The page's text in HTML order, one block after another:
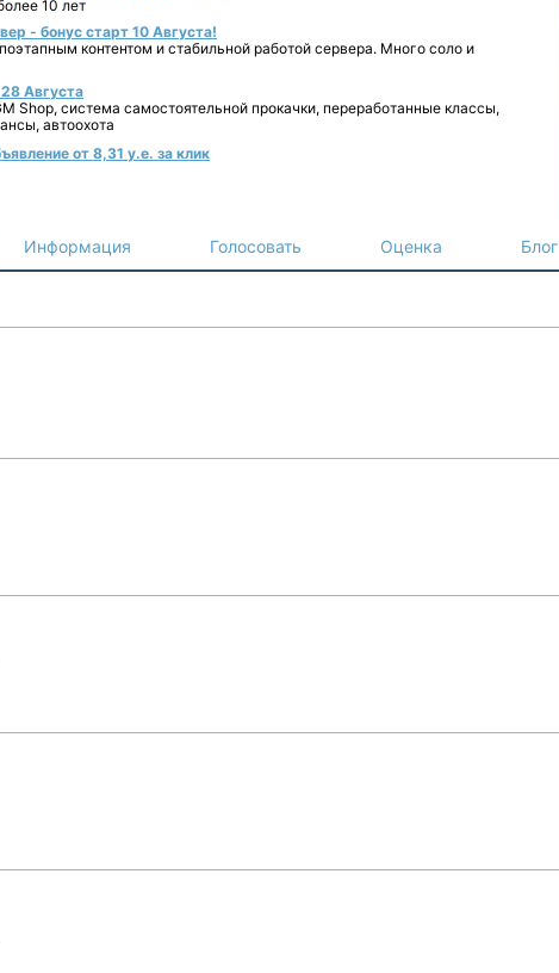
10 лет
- бонус старт 10 Августа!
контентом и стабильной работой сервера. Много соло и
Августа
Shop, система самостоятельной прокачки, переработанные классы,
автоохота
от 8,31 у.е. за клик
Информация Голосовать Оценка Блог